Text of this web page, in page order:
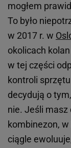
mogłem
To było
w 2017 r. w
okolicach
w tej części
kontroli
decydują o
nie. Jeśli masz
kombinezon,
ciągle